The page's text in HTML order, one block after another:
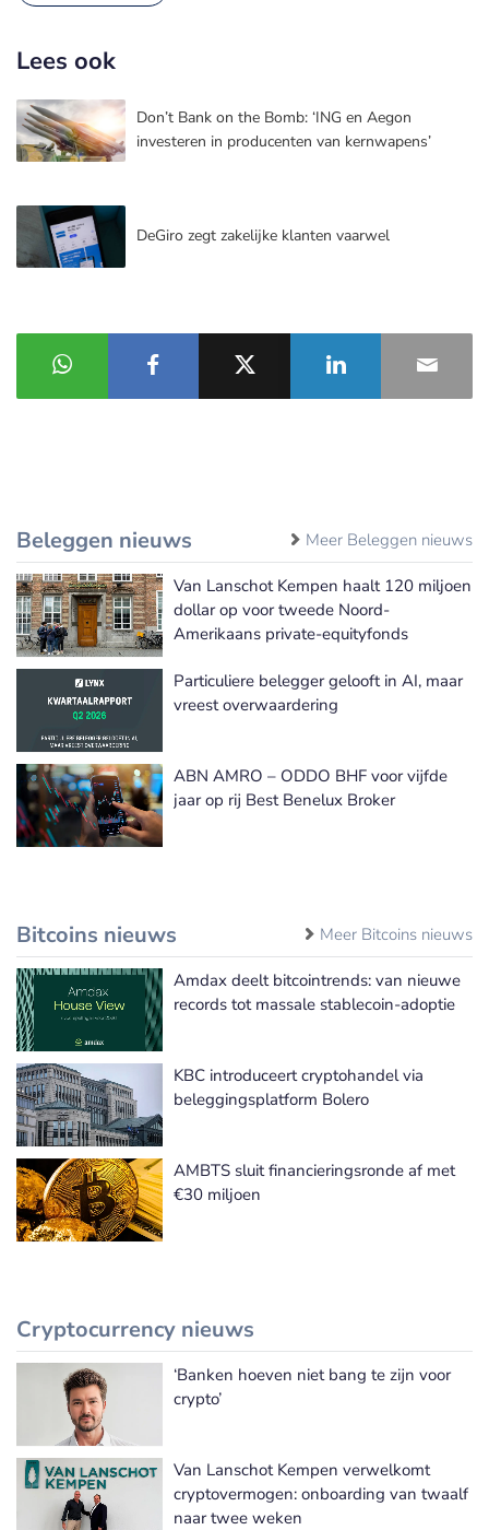
Lees ook
Don’t Bank on the Bomb: ‘ING en Aegon
investeren in producenten van kernwapens’
DeGiro zegt zakelijke klanten vaarwel
Beleggen nieuws Meer Beleggen nieuws
Van Lanschot Kempen haalt 120 miljoen
dollar op voor tweede Noord-
Amerikaans private-equityfonds
Particuliere belegger gelooft in AI, maar
vreest overwaardering
ABN AMRO – ODDO BHF voor vijfde
jaar op rij Best Benelux Broker
Bitcoins nieuws Meer Bitcoins nieuws
Amdax deelt bitcointrends: van nieuwe
records tot massale stablecoin-adoptie
KBC introduceert cryptohandel via
beleggingsplatform Bolero
AMBTS sluit financieringsronde af met
€30 miljoen
Cryptocurrency nieuws
‘Banken hoeven niet bang te zijn voor
crypto’
Van Lanschot Kempen verwelkomt
cryptovermogen: onboarding van twaalf
naar twee weken